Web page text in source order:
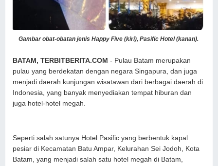
Gambar obat-obatan jenis Happy Five (kiri), Pasific Hotel (kanan).
BATAM, TERBITBERITA.COM- Pulau Batam merupakan
pulau yang berdekatan dengan negara Singapura, dan juga
menjadi daerah kunjungan wisatawan dari berbagai daerah di
Indonesia, yang banyak menyediakan tempat hiburan dan
juga hotel-hotel megah.
Seperti salah satunya Hotel Pasific yang berbentuk kapal
pesiar di Kecamatan Batu Ampar, Kelurahan Sei Jodoh, Kota
Batam, yang menjadi salah satu hotel megah di Batam,